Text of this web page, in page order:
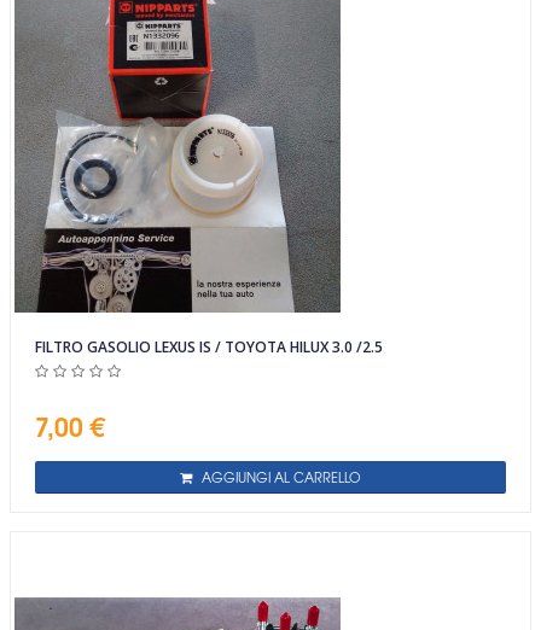
FILTRO GASOLIO LEXUS IS / TOYOTA HILUX 3.0 /2.5
7,00 €
AGGIUNGI AL CARRELLO